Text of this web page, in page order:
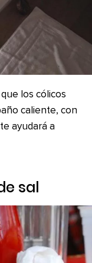
los cólicos
caliente, con
ayudará a
sal